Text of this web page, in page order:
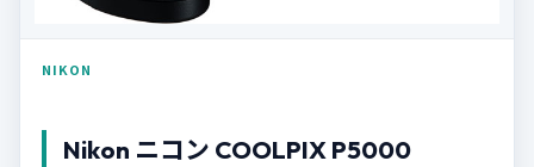
NIKON
Nikon ニコン COOLPIX P5000